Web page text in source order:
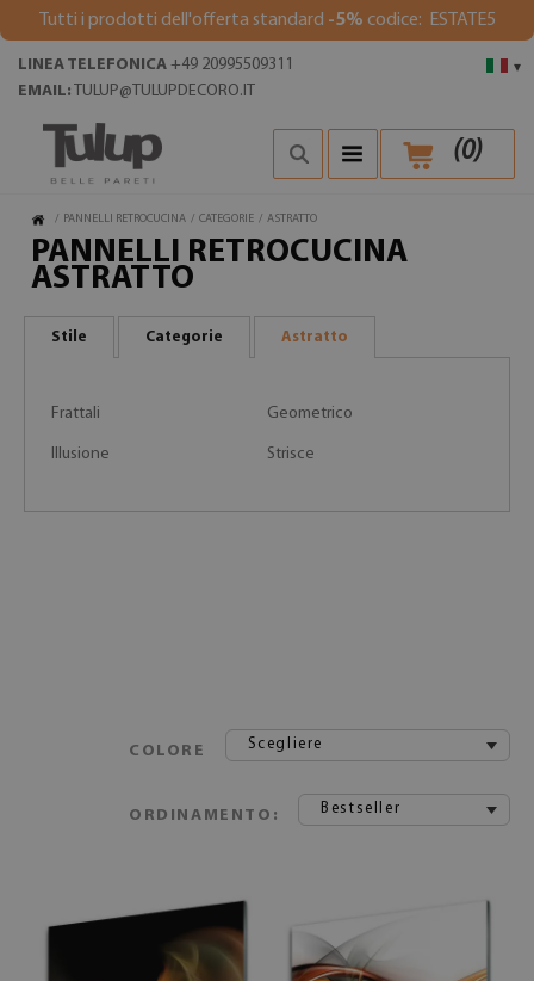
Tutti i prodotti dell'offerta standard -5% codice: ESTATE5
▾
LINEA TELEFONICA +49 20995509311
EMAIL: TULUP@TULUPDECORO.IT
(0)
/ PANNELLI RETROCUCINA / CATEGORIE / ASTRATTO
PANNELLI RETROCUCINA
ASTRATTO
Stile Categorie Astratto
Frattali Geometrico
Illusione Strisce
COLORE Scegliere
ORDINAMENTO: Bestseller